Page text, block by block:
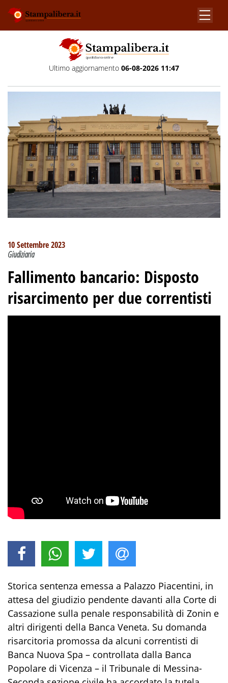
Ultimo aggiornamento 06-08-2026 11:47
10 Settembre 2023
Giudiziaria
Fallimento bancario: Disposto
risarcimento per due correntisti
Storica sentenza emessa a Palazzo Piacentini, in
attesa del giudizio pendente davanti alla Corte di
Cassazione sulla penale responsabilità di Zonin e
altri dirigenti della Banca Veneta. Su domanda
risarcitoria promossa da alcuni correntisti di
Banca Nuova Spa – controllata dalla Banca
Popolare di Vicenza – il Tribunale di Messina-